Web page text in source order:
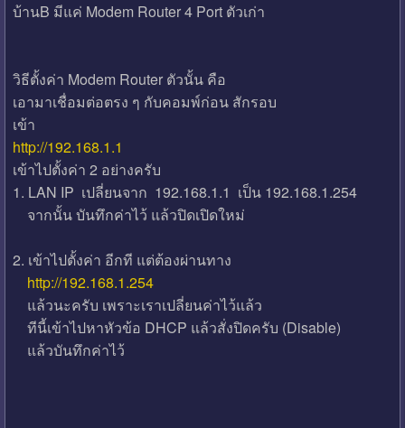
บ้านB มีแค่ Modem Router 4 Port ตัวเก่า
วิธีตั้งค่า Modem Router ตัวนั้น คือ
เอามาเชื่อมต่อตรง ๆ กับคอมพ์ก่อน สักรอบ
เข้า
http://192.168.1.1
เข้าไปตั้งค่า 2 อย่างครับ
1. LAN IP เปลี่ยนจาก 192.168.1.1 เป็น 192.168.1.254
จากนั้น บันทึกค่าไว้ แล้วปิดเปิดใหม่
2. เข้าไปตั้งค่า อีกที แต่ต้องผ่านทาง
http://192.168.1.254
แล้วนะครับ เพราะเราเปลี่ยนค่าไว้แล้ว
ทีนี้เข้าไปหาหัวข้อ DHCP แล้วสั่งปิดครับ (Disable)
แล้วบันทึกค่าไว้